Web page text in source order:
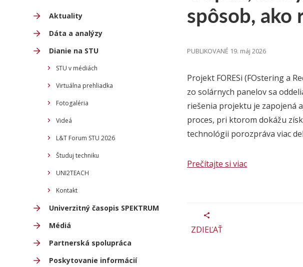
Aktuality
Dáta a analýzy
Dianie na STU
STU v médiách
Virtuálna prehliadka
Fotogaléria
Videá
L&T Forum STU 2026
Študuj techniku
UNI2TEACH
Kontakt
Univerzitný časopis SPEKTRUM
Médiá
Partnerská spolupráca
Poskytovanie informácií
spôsob, ako
PUBLIKOVANÉ 19. máj 2026
Projekt FORESi (FOstering a
zo solárnych panelov sa
riešenia projektu je zapojená
proces, pri ktorom dokážu
technológii porozpráva viac
Prečítajte si viac
ZDIEĽAŤ